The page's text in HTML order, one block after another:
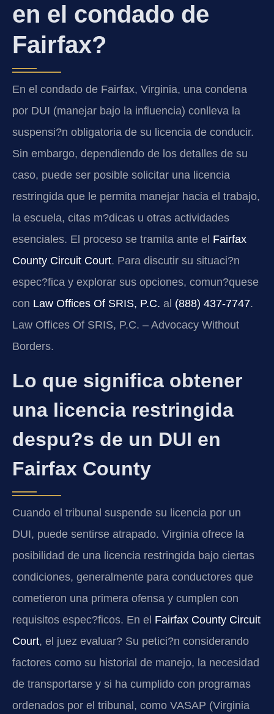
en el condado de
Fairfax?
En el condado de Fairfax, Virginia, una condena
por DUI (manejar bajo la influencia) conlleva la
suspensi?n obligatoria de su licencia de conducir.
Sin embargo, dependiendo de los detalles de su
caso, puede ser posible solicitar una licencia
restringida que le permita manejar hacia el trabajo,
la escuela, citas m?dicas u otras actividades
esenciales. El proceso se tramita ante el Fairfax
County Circuit Court. Para discutir su situaci?n
espec?fica y explorar sus opciones, comun?quese
con Law Offices Of SRIS, P.C. al (888) 437-7747.
Law Offices Of SRIS, P.C. – Advocacy Without
Borders.
Lo que significa obtener
una licencia restringida
despu?s de un DUI en
Fairfax County
Cuando el tribunal suspende su licencia por un
DUI, puede sentirse atrapado. Virginia ofrece la
posibilidad de una licencia restringida bajo ciertas
condiciones, generalmente para conductores que
cometieron una primera ofensa y cumplen con
requisitos espec?ficos. En el Fairfax County Circuit
Court, el juez evaluar? Su petici?n considerando
factores como su historial de manejo, la necesidad
de transportarse y si ha cumplido con programas
ordenados por el tribunal, como VASAP (Virginia